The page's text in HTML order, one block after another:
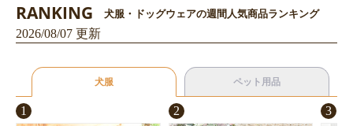
お買い物を続ける
RANKING 犬服・ドッグウェアの週間人気商品ランキング
2026/08/07 更新
犬服 ペット用品
1 2 3